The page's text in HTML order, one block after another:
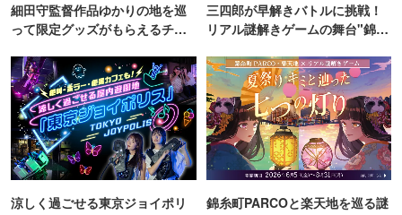
細田守監督作品ゆかりの地を巡
って限定グッズがもらえるチャ
三四郎が早解きバトルに挑戦！
リアル謎解きゲームの舞台"錦糸
涼しく過ごせる東京ジョイポリ
錦糸町PARCOと楽天地を巡る謎